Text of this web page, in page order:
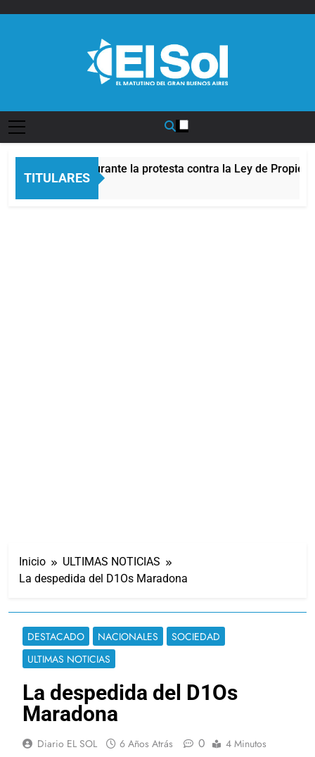
TITULARES
al Congreso durante la protesta contra la Ley de
Inicio
ULTIMAS NOTICIAS
La despedida del D1Os Maradona
DESTACADO NACIONALES
SOCIEDAD
ULTIMAS NOTICIAS
La despedida del D1Os
Maradona
Diario EL SOL 6 Años Atrás 0 4 Minutos